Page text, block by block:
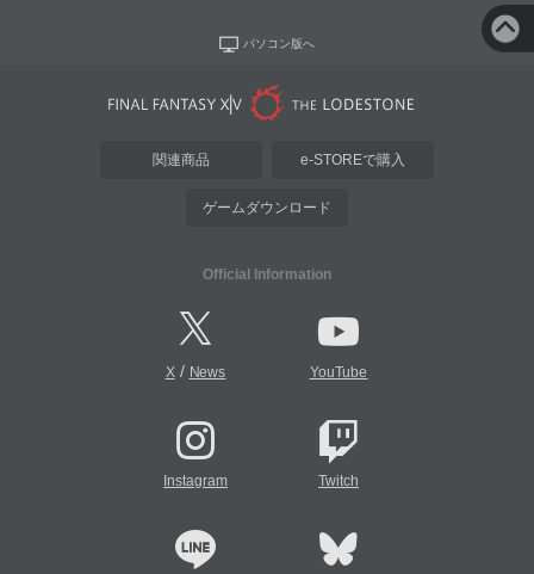
パソコン版へ
関連商品 e-STOREで購入
ゲームダウンロード
Official Information
X/ News YouTube
Instagram Twitch